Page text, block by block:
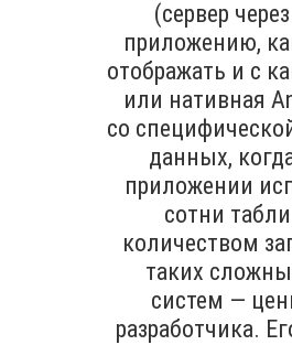
(сервер
приложению,
отображать и с
или нативная
со
данных,
приложении
сотни
количеством
таких
систем —
разработчика.